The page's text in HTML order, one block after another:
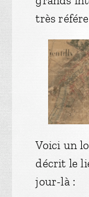
très
Voici un
décrit le
jour-là :